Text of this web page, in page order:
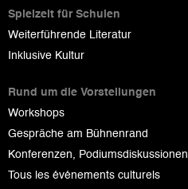
Spielzeit für Schulen
Weiterführende Literatur
Inklusive Kultur
Rund um die Vorstellungen
Workshops
Gespräche am Bühnenrand
Konferenzen, Podiumsdiskussionen
Tous les événements culturels